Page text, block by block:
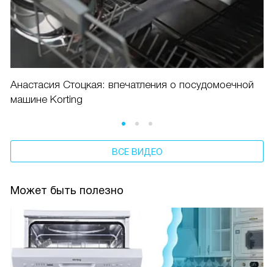
Анастасия Стоцкая: впечатления о посудомоечной
машине Korting
ВСЕ ВИДЕО
Может быть полезно